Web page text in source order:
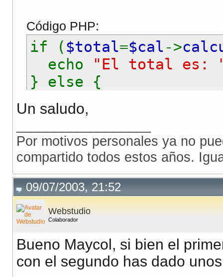
}else{
$this->
}
return
}
//creamos la funcion
functioncalcular2(
if(empty($this->
if(empty($num2))
if(empty($oper))
$this-> numero2
$this->operador
Código PHP:
if ( $total=$cal ->
echo
"El total es:
} else {
echo"Hay errores: "
}
Un saludo,
Por motivos personales ya no
compartido todos estos años.
09/07/2003, 21:52
Webstudio
Colaborador
Bueno Maycol, si bien el
con el segundo has dado